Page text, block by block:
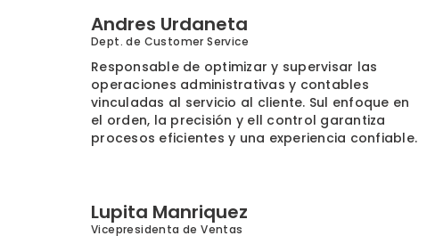
Andres Urdaneta
Dept. de Customer Service
Responsable de optimizar y supervisar las
operaciones administrativas y contables
vinculadas al servicio al cliente. Sul enfoque en
el orden, la precisión y ell control garantiza
procesos eficientes y una experiencia confiable.
Lupita Manriquez
Vicepresidenta de Ventas